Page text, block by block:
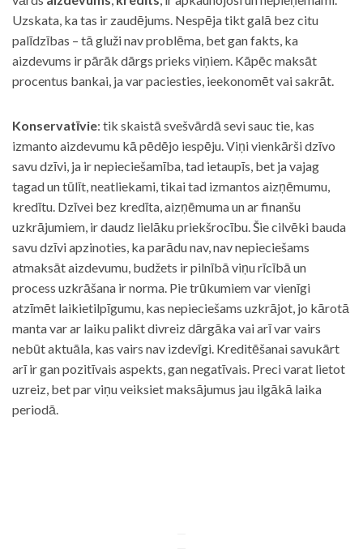
Uzskata, ka tas ir zaudējums. Nespēja tikt galā bez citu
palīdzības – tā gluži nav problēma, bet gan fakts, ka
aizdevums ir pārāk dārgs prieks viņiem. Kāpēc maksāt
procentus bankai, ja var paciesties, ieekonomēt vai sakrāt.
Konservatīvie: tik skaistā svešvārdā sevi sauc tie, kas
izmanto aizdevumu kā pēdējo iespēju. Viņi vienkārši dzīvo
savu dzīvi, ja ir nepieciešamība, tad ietaupīs, bet ja vajag
tagad un tūlīt, neatliekami, tikai tad izmantos aizņēmumu,
kredītu. Dzīvei bez kredīta, aizņēmuma un ar finanšu
uzkrājumiem, ir daudz lielāku priekšrocību. Šie cilvēki bauda
savu dzīvi apzinoties, ka parādu nav, nav nepieciešams
atmaksāt aizdevumu, budžets ir pilnībā viņu rīcībā un
process uzkrāšana ir norma. Pie trūkumiem var vienīgi
atzīmēt laikietilpīgumu, kas nepieciešams uzkrājot, jo kārotā
manta var ar laiku palikt divreiz dārgāka vai arī var vairs
nebūt aktuāla, kas vairs nav izdevīgi. Kreditēšanai savukārt
arī ir gan pozitīvais aspekts, gan negatīvais. Preci varat lietot
uzreiz, bet par viņu veiksiet maksājumus jau ilgākā laika
periodā.